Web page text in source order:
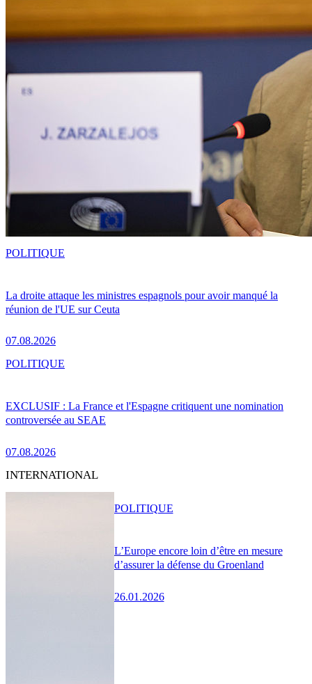
La droite attaque les ministres espagnols pour avoir manqué la
réunion de l'UE sur Ceuta
07.08.2026
POLITIQUE
EXCLUSIF : La France et l'Espagne critiquent une nomination
controversée au SEAE
07.08.2026
POLITIQUE
INTERNATIONAL
L’Europe encore loin d’être en mesure
d’assurer la défense du Groenland
26.01.2026
POLITIQUE